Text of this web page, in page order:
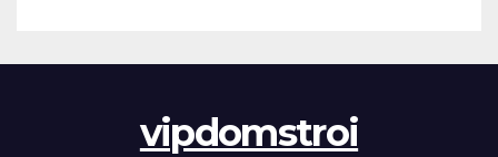
vipdomstroi